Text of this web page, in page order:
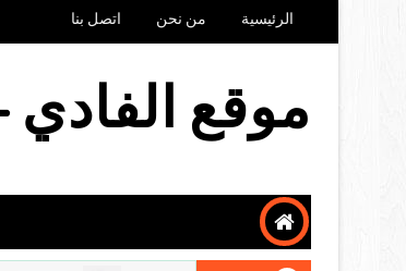
الرئيسية من نحن اتصل بنا
موقع الفادي